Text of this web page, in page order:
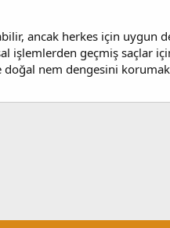
ancak herkes için uygun
işlemlerden geçmiş saçlar
doğal nem dengesini